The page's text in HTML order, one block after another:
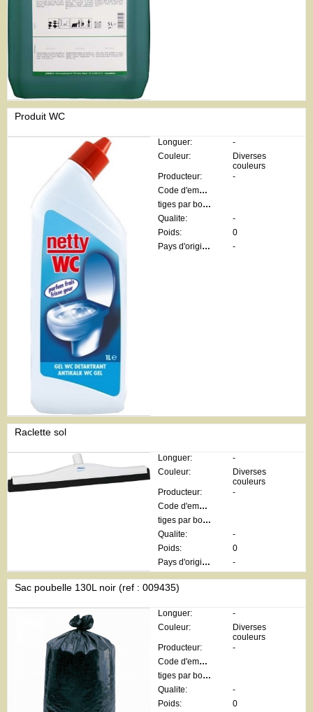
Produit WC
Longuer:
-
Couleur:
Diverses
couleurs
Producteur:
-
Code d'emballage:
tiges par botte:
Qualite:
-
Poids:
0
Pays d'origine:
-
Raclette sol
Longuer:
-
Couleur:
Diverses
couleurs
Producteur:
-
Code d'emballage:
tiges par botte:
Qualite:
-
Poids:
0
Pays d'origine:
-
Sac poubelle 130L noir (ref : 009435)
Longuer:
-
Couleur:
Diverses
couleurs
Producteur:
-
Code d'emballage:
tiges par botte:
Qualite:
-
Poids:
0